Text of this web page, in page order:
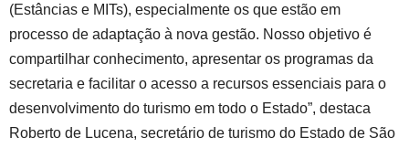
(Estâncias e MITs), especialmente os que estão em
processo de adaptação à nova gestão. Nosso objetivo é
compartilhar conhecimento, apresentar os programas da
secretaria e facilitar o acesso a recursos essenciais para o
desenvolvimento do turismo em todo o Estado”, destaca
Roberto de Lucena, secretário de turismo do Estado de São